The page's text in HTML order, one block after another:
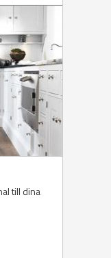
till dina